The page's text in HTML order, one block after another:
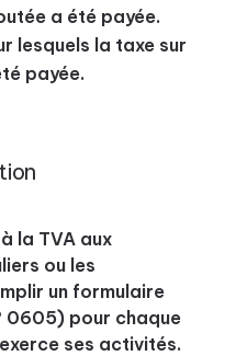
a été payée.
lesquels la taxe sur
payée.
la TVA aux
ou les
un formulaire
0605) pour chaque
ses activités.